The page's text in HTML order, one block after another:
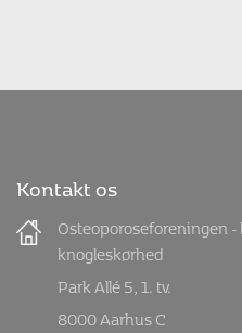
Kontakt os
Osteoporoseforeningen
knogleskørhed
Park Allé 5, 1. tv.
8000 Aarhus C